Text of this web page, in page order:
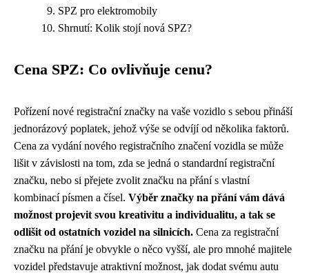
SPZ pro elektromobily
Shrnutí: Kolik stojí nová SPZ?
Cena SPZ: Co ovlivňuje cenu?
Pořízení nové registrační značky na vaše vozidlo s sebou přináší
jednorázový poplatek, jehož výše se odvíjí od několika faktorů.
Cena za vydání nového registračního značení vozidla se může
lišit v závislosti na tom, zda se jedná o standardní registrační
značku, nebo si přejete zvolit značku na přání s vlastní
kombinací písmen a čísel. Výběr značky na přání vám dává
možnost projevit svou kreativitu a individualitu, a tak se
odlišit od ostatních vozidel na silnicích. Cena za registrační
značku na přání je obvykle o něco vyšší, ale pro mnohé majitele
vozidel představuje atraktivní možnost, jak dodat svému autu